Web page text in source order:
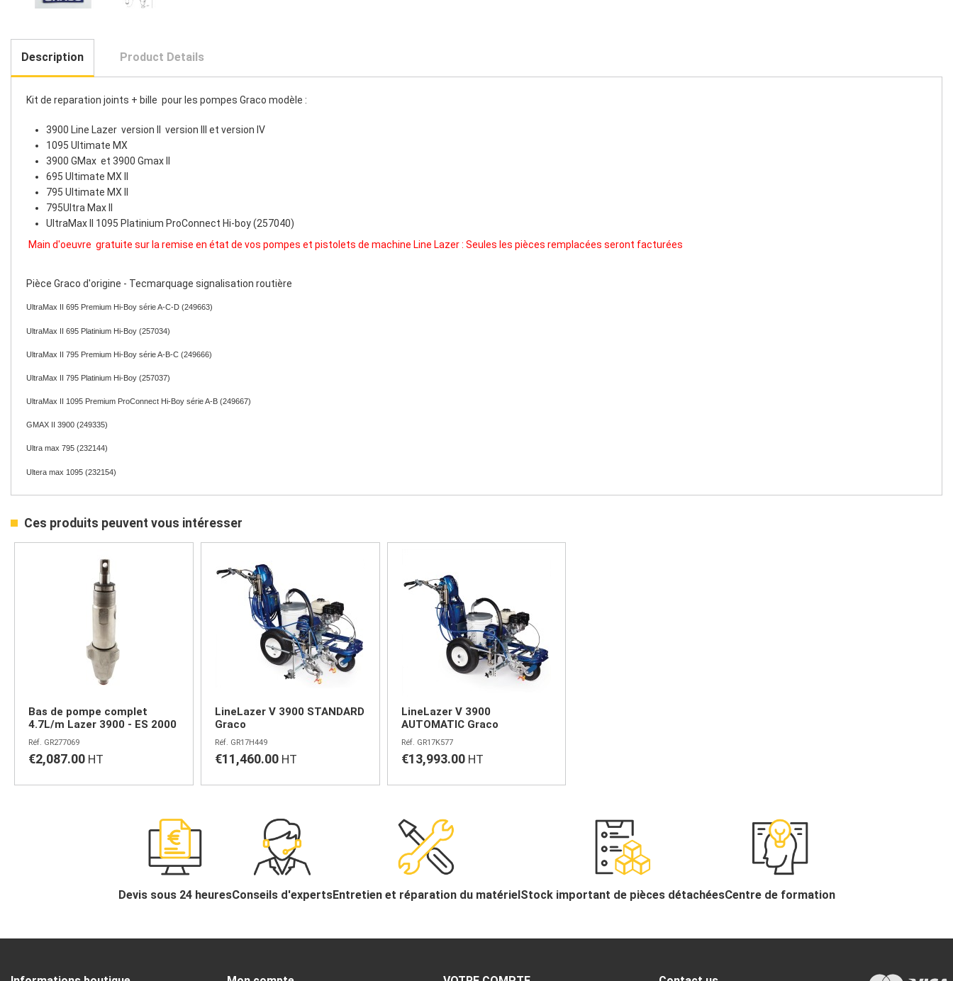
Description Product Details
Kit de reparation joints + bille pour les pompes Graco modèle :
3900 Line Lazer version II version III et version IV
1095 Ultimate MX
3900 GMax et 3900 Gmax II
695 Ultimate MX II
795 Ultimate MX II
795Ultra Max II
UltraMax II 1095 Platinium ProConnect Hi-boy (257040)
Main d'oeuvre gratuite sur la remise en état de vos pompes et pistolets de machine Line Lazer : Seules les pièces remplacées seront facturées
Pièce Graco d'origine - Tecmarquage signalisation routière
UltraMax II 695 Premium Hi-Boy série A-C-D (249663)
UltraMax II 695 Platinium Hi-Boy (257034)
UltraMax II 795 Premium Hi-Boy série A-B-C (249666)
UltraMax II 795 Platinium Hi-Boy (257037)
UltraMax II 1095 Premium ProConnect Hi-Boy série A-B (249667)
GMAX II 3900 (249335)
Ultra max 795 (232144)
Ultera max 1095 (232154)
Ces produits peuvent vous intéresser
Bas de pompe complet
4.7L/m Lazer 3900 - ES 2000
GR277069
€2,087.00
LineLazer V 3900 STANDARD
Graco
GR17H449
€11,460.00
LineLazer V 3900
AUTOMATIC Graco
GR17K577
€13,993.00
Devis sous 24 heuresConseils d'expertsEntretien et réparation du matériel Stock important de pièces détachéesCentre de formation